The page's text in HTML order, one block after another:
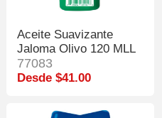
Aceite Suavizante
Jaloma Olivo 120 MLL
77083
Desde $41.00